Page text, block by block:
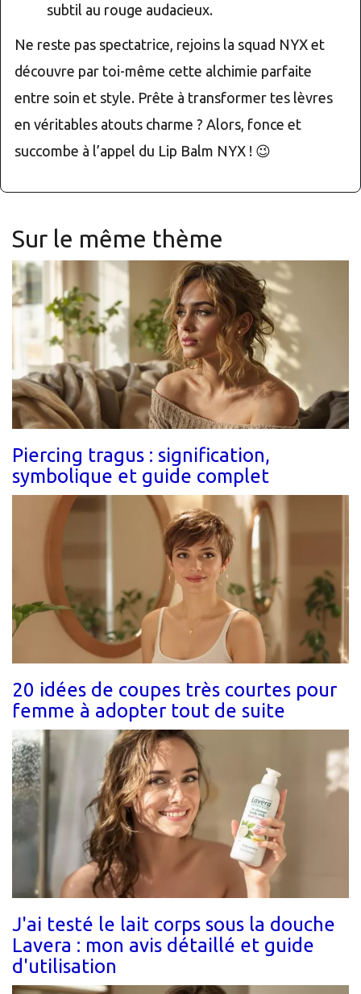
subtil au rouge audacieux.
Ne reste pas spectatrice, rejoins la squad NYX et
découvre par toi-même cette alchimie parfaite
entre soin et style. Prête à transformer tes lèvres
en véritables atouts charme ? Alors, fonce et
succombe à l’appel du Lip Balm NYX ! 😉
Sur le même thème
Piercing tragus : signification,
symbolique et guide complet
20 idées de coupes très courtes pour
femme à adopter tout de suite
J'ai testé le lait corps sous la douche
Lavera : mon avis détaillé et guide
d'utilisation